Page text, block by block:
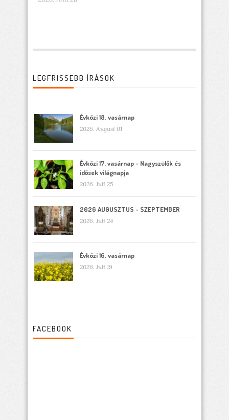
LEGFRISSEBB ÍRÁSOK
Évközi 18. vasárnap
2026. August 01
Évközi 17. vasárnap – Nagyszülők és
idősek világnapja
2026. Juli 25
2026 AUGUSZTUS – SZEPTEMBER
2026. Juli 24
Évközi 16. vasárnap
2026. Juli 19
FACEBOOK